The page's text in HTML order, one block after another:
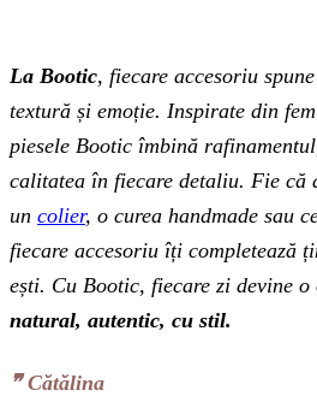
La Bootic, fiecare accesoriu
textură și emoție. Inspirate din
piesele Bootic îmbină
calitatea în fiecare detaliu. Fie că
un colier, o curea handmade sau
fiecare accesoriu îți completează
ești. Cu Bootic, fiecare zi devine
natural, autentic, cu stil.
❞‬ Cătălina